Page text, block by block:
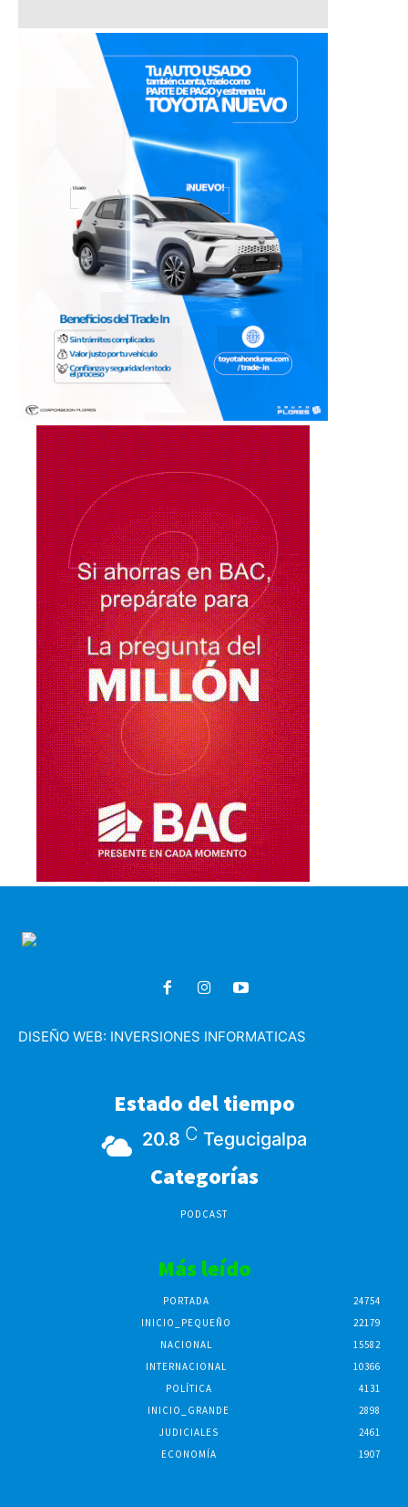
DISEÑO WEB: INVERSIONES INFORMATICAS
Estado del tiempo
20.8 C Tegucigalpa
Categorías
PODCAST
Más leído
PORTADA
24754
INICIO_PEQUEÑO
22179
NACIONAL
15582
INTERNACIONAL
10366
POLÍTICA
4131
INICIO_GRANDE
2898
JUDICIALES
2461
ECONOMÍA
1907